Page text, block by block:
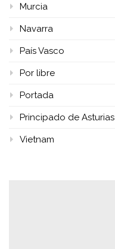
Murcia
Navarra
País Vasco
Por libre
Portada
Principado de Asturias
Vietnam